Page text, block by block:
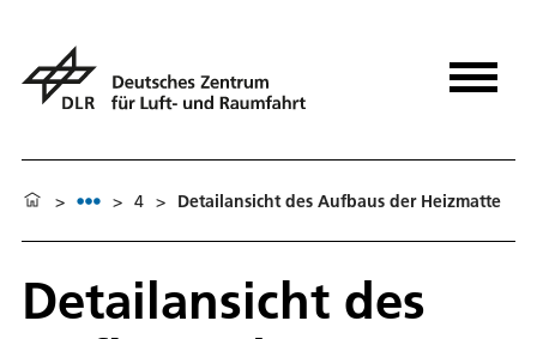
> > 4 > Detailansicht des Aufbaus der Heizmatte
Detailansicht des